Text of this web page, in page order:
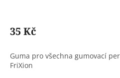
35 Kč
Guma pro všechna gumovací
FriXion